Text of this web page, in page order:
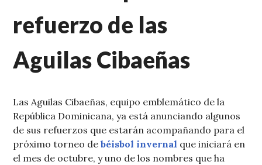
refuerzo de las
Aguilas Cibaeñas
Las Aguilas Cibaeñas, equipo emblemático de la
República Dominicana, ya está anunciando algunos
de sus refuerzos que estarán acompañando para el
próximo torneo debéisbol invernal que iniciará en
el mes de octubre, y uno de los nombres que ha